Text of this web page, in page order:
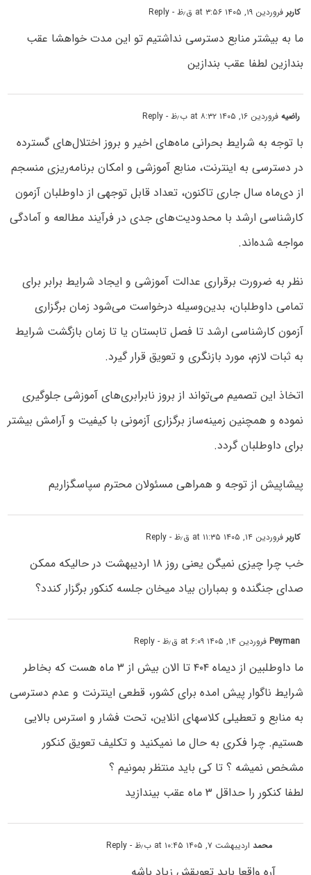
کاربرفروردین ۱۹, ۱۴۰۵ at ۳:۵۶ ق٫ظ - Reply
ما به بیشتر منابع دسترسی نداشتیم تو این مدت خواهشا عقب
بندازین لطفا عقب بندازین
راضیهفروردین ۱۶, ۱۴۰۵ at ۸:۳۲ ب٫ظ - Reply
با توجه به شرایط بحرانی ماه‌های اخیر و بروز اختلال‌های گسترده
در دسترسی به اینترنت، منابع آموزشی و امکان برنامه‌ریزی منسجم
از دی‌ماه سال جاری تاکنون، تعداد قابل توجهی از داوطلبان آزمون
کارشناسی ارشد با محدودیت‌های جدی در فرآیند مطالعه و آمادگی
مواجه شده‌اند.
نظر به ضرورت برقراری عدالت آموزشی و ایجاد شرایط برابر برای
تمامی داوطلبان، بدین‌وسیله درخواست می‌شود زمان برگزاری
آزمون کارشناسی ارشد تا فصل تابستان یا تا زمان بازگشت شرایط
به ثبات لازم، مورد بازنگری و تعویق قرار گیرد.
اتخاذ این تصمیم می‌تواند از بروز نابرابری‌های آموزشی جلوگیری
نموده و همچنین زمینه‌ساز برگزاری آزمونی با کیفیت و آرامش بیشتر
برای داوطلبان گردد.
پیشاپیش از توجه و همراهی مسئولان محترم سپاسگزاریم
کاربرفروردین ۱۴, ۱۴۰۵ at ۱۱:۳۵ ق٫ظ - Reply
خب چرا چیزی نمیگن یعنی روز ۱۸ اردیبهشت در حالیکه ممکن
صدای جنگنده و بمباران بیاد میخان جلسه کنکور برگزار کندد؟
Peymanفروردین ۱۴, ۱۴۰۵ at ۶:۰۹ ق٫ظ - Reply
ما داوطلبین از دیماه ۴۰۴ تا الان بیش از ۳ ماه هست که بخاطر
شرایط ناگوار پیش امده برای کشور، قطعی اینترنت و عدم دسترسی
به منابع و تعطیلی کلاسهای انلاین، تحت فشار و استرس بالایی
هستیم. چرا فکری به حال ما نمیکنید و تکلیف تعویق کنکور
مشخص نمیشه ؟ تا کی باید منتظر بمونیم ؟
لطفا کنکور را حداقل ۳ ماه عقب بیندازید
محمداردیبهشت ۷, ۱۴۰۵ at ۱۰:۴۵ ب٫ظ - Reply